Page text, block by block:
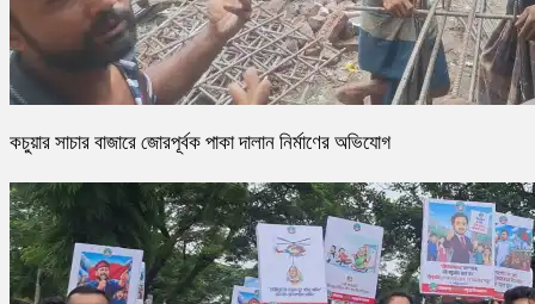
কচুয়ার সাচার বাজারে জোরপূর্বক পাকা দালান নির্মাণের অভিযোগ